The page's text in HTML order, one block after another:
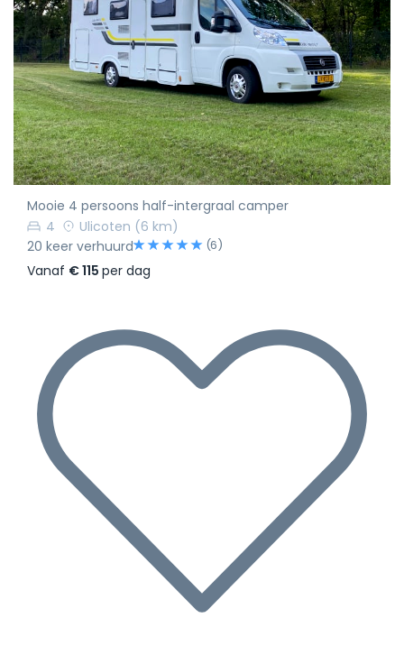
Mooie 4 persoons half-intergraal camper
4
Ulicoten (6 km)
20 keer verhuurd
(6)
Vanaf € 115 per dag